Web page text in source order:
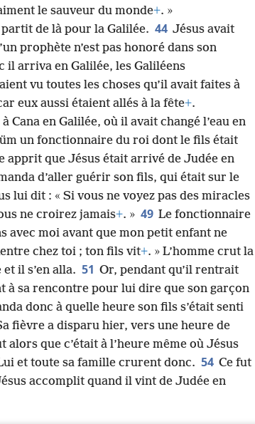
le sauveur du monde+. »
de là pour la Galilée. 44 Jésus avait
prophète n’est pas honoré dans son
il arriva en Galilée, les Galiléens
vu toutes les choses qu’il avait faites à
eux aussi étaient allés à la fête+.
Cana en Galilée, où il avait changé l’eau en
un fonctionnaire du roi dont le fils était
apprit que Jésus était arrivé de Judée en
d’aller guérir son fils, qui était sur le
lui dit : « Si vous ne voyez pas des miracles
ne croirez jamais+. » 49 Le fonctionnaire
avec moi avant que mon petit enfant ne
chez toi ; ton fils vit+. » L’homme crut la
il s’en alla. 51 Or, pendant qu’il rentrait
à sa rencontre pour lui dire que son garçon
donc à quelle heure son fils s’était senti
fièvre a disparu hier, vers une heure de
alors que c’était à l’heure même où Jésus
et toute sa famille crurent donc. 54 Ce fut
accomplit quand il vint de Judée en